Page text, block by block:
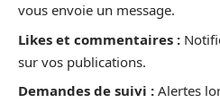
vous envoie un message.
Likes et commentaires :
sur vos publications.
Demandes de suivi : Alertes